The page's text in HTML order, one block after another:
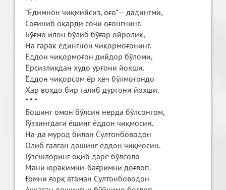
“Ёдимнон чиқмийсиз, оғо” – дадингми,
Соғиниб оқарди сочи оғонгнинг.
Бўғмо илон бўлиб бўғар ойролиқ,
На гарак ёдингнон чиқормоғонинг.
Ёддон чиқормоғон дийдор бўломи,
Ёрсизлиқдан худо урғони йохши.
Ёддон чиқорсом ёр ҳеч бўлмоғондо
Ҳар воҳдо бир галиб дурғони йохши.
* * *
Бошинг омон бўлсин нерда бўлсонгом,
Гўззингдаги ёшинг ёддон чиқмосин.
На-да мурод билан Султонбоводон
Олиб галган дошинг ёддон чиқмосин.
Гўзёшлоринг оқиб дарё бўлсоло
Мани юракимни-бағримни доғлоп.
Ғомни ғорқ атаман Султонбоводон